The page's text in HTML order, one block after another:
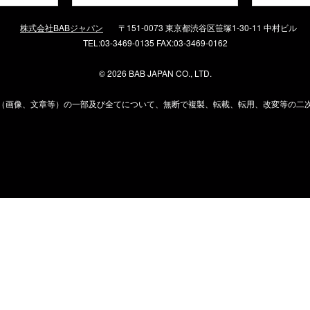
株式会社BABジャパン
〒151-0073 東京都渋谷区笹塚1-30-11 中村ビル
TEL:03-3469-0135 FAX:03-3469-0162
©2026 BAB JAPAN CO., LTD.
画像、文章等）の一部及び全てについて、無断で複製、転載、転用、改変等の二